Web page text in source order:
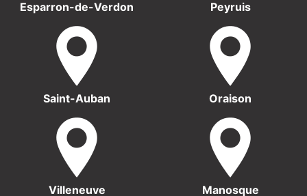
Esparron-de-Verdon Peyruis
Saint-Auban Oraison
Villeneuve Manosque